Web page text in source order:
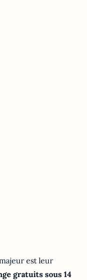
est leur
gratuits sous 14